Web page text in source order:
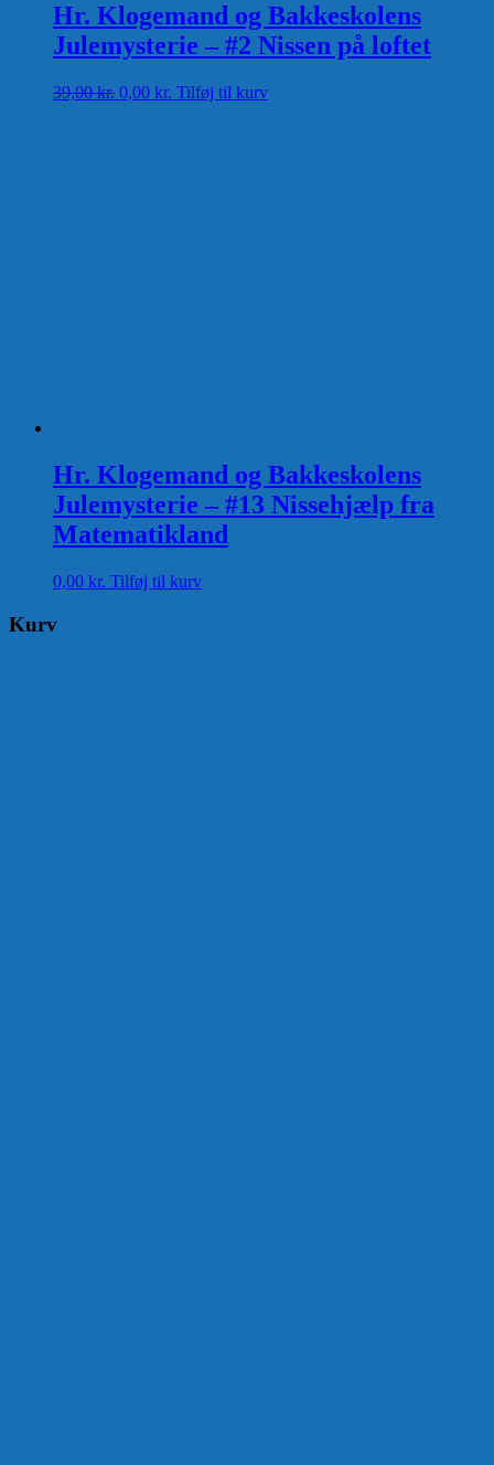
Hr. Klogemand og Bakkeskolens
Julemysterie – #2 Nissen på loftet
39,00kr. Den
0,00 kr. Den
Tilføj til kurv
Hr. Klogemand og Bakkeskolens
Julemysterie – #13 Nissehjælp fra
Matematikland
0,00 kr. Tilføj til kurv
Kurv